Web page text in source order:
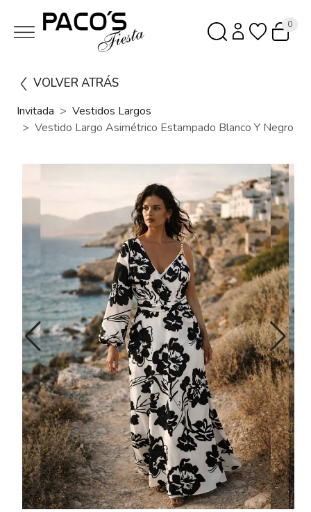
0
VOLVER ATRÁS
Invitada
Vestidos Largos
Vestido Largo Asimétrico Estampado Blanco Y Negro